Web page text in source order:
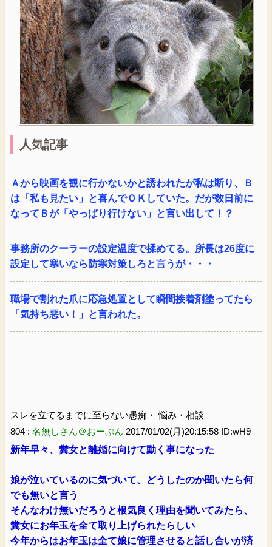
人気記事
Ａから映画を観に行かないかと誘われたが私は断り、Ｂ
は「私も見たい」と喜んでＯＫしていた。だが数日前に
なってＢが「やっぱり行けない」と言い出して！？
事務所のクーラーの設定温度で揉めてる。所長は26度に
設定して寒いなら防寒対策しろと言うが・・・
職場で割れた爪に応急処置として瞬間接着剤塗ってたら
「気持ち悪い！」と言われた。
スレを立てるまでに至らない愚痴・ 悩み・相談
804 : 名無しさん＠おーぷん 2017/01/02(月)20:15:58 ID:wH9
新年早々、糞女と離婚に向けて動く事になった
娘が泣いているのに気づいて、どうしたのか聞いたら何
でも無いと言う
そんなわけ無いだろうと根気良く理由を聞いてみたら、
糞女にお年玉を全て取り上げられたらしい
今年からはお年玉は全て娘に管理させると話し合いが済